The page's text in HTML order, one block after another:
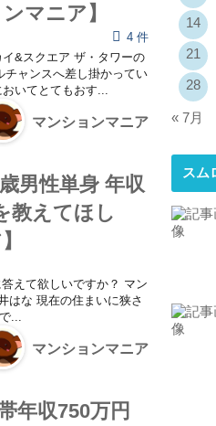
マニア】
4 件
&スクエア ザ・タワーの
チャンスへ差し掛かってい
いてとてもおす...
マンションマニア
男性単身 年収
教えてほし
えて欲しいですか？ マン
はな 現在の住まいに狭さ
...
マンションマニア
年収750万円
14
21
28
« 7月
スム